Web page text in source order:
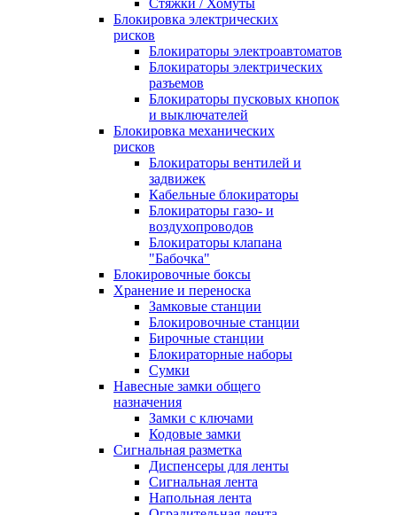
Стяжки / Хомуты
Блокировка электрических
рисков
Блокираторы электроавтоматов
Блокираторы электрических
разъемов
Блокираторы пусковых кнопок
и выключателей
Блокировка механических
рисков
Блокираторы вентилей и
задвижек
Кабельные блокираторы
Блокираторы газо- и
воздухопроводов
Блокираторы клапана
"Бабочка"
Блокировочные боксы
Хранение и переноска
Замковые станции
Блокировочные станции
Бирочные станции
Блокираторные наборы
Сумки
Навесные замки общего
назначения
Замки с ключами
Кодовые замки
Сигнальная разметка
Диспенсеры для ленты
Сигнальная лента
Напольная лента